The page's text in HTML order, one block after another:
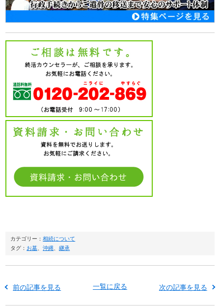
カテゴリー：相続について
タグ： お墓 、沖縄 、継承
前の記事を見る 一覧に戻る 次の記事を見る